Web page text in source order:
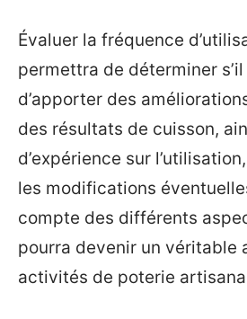
Évaluer la fréquence
permettra de déterminer
d’apporter des
des résultats de cuisson,
d’expérience sur
les modifications
compte des différents
pourra devenir un véritable
activités de poterie